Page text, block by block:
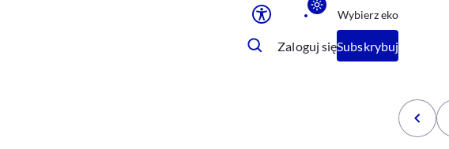
Wybierz eko
Zaloguj sięSubskrybuj